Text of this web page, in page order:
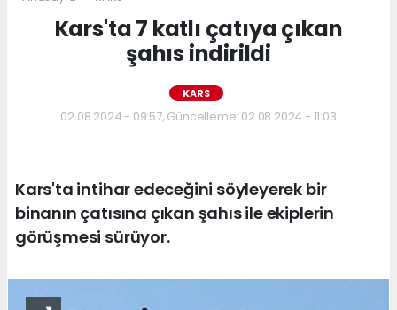
Kars'ta 7 katlı çatıya çıkan
şahıs indirildi
KARS
02.08.2024 - 09:57, Güncelleme: 02.08.2024 - 11:03
Kars'ta intihar edeceğini söyleyerek bir
binanın çatısına çıkan şahıs ile ekiplerin
görüşmesi sürüyor.